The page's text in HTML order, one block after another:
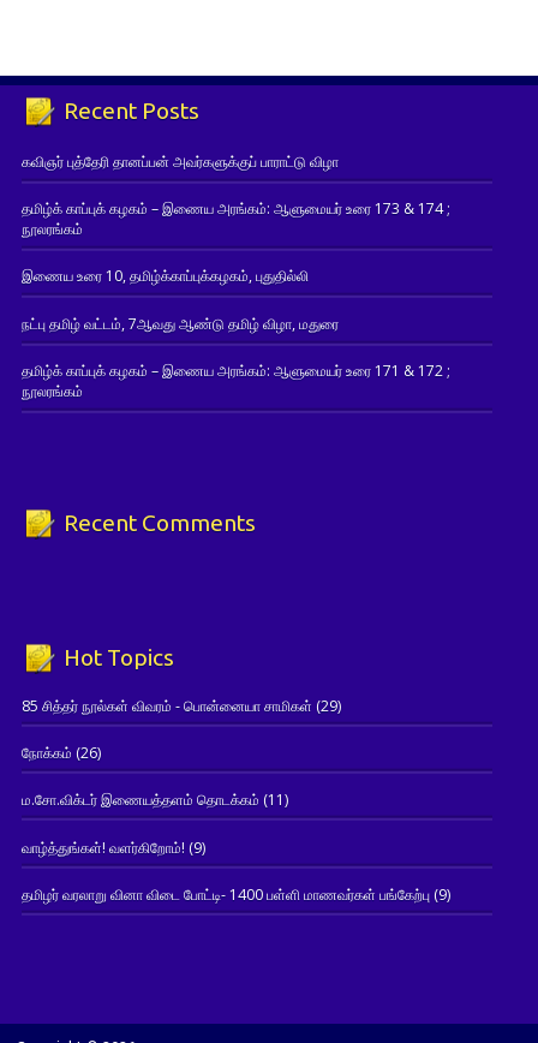
Recent Posts
கவிஞர் புத்தேரி தானப்பன் அவர்களுக்குப் பாராட்டு விழா
தமிழ்க் காப்புக் கழகம் – இணைய அரங்கம்: ஆளுமையர் உரை 173 & 174 ;
நூலரங்கம்
இணைய உரை 10, தமிழ்க்காப்புக்கழகம், புதுதில்லி
நட்பு தமிழ் வட்டம், 7ஆவது ஆண்டு தமிழ் விழா, மதுரை
தமிழ்க் காப்புக் கழகம் – இணைய அரங்கம்: ஆளுமையர் உரை 171 & 172 ;
நூலரங்கம்
Recent Comments
Hot Topics
85 சித்தர் நூல்கள் விவரம் - பொன்னையா சாமிகள் (29)
நோக்கம் (26)
ம.சோ.விக்டர் இணையத்தளம் தொடக்கம் (11)
வாழ்த்துங்கள்! வளர்கிறோம்! (9)
தமிழர் வரலாறு வினா விடை போட்டி- 1400 பள்ளி மாணவர்கள் பங்கேற்பு(9)